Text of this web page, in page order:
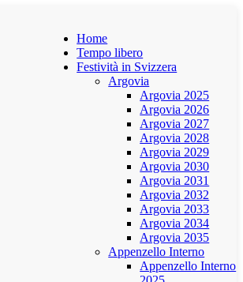
Home
Tempo libero
Festività in Svizzera
Argovia
Argovia 2025
Argovia 2026
Argovia 2027
Argovia 2028
Argovia 2029
Argovia 2030
Argovia 2031
Argovia 2032
Argovia 2033
Argovia 2034
Argovia 2035
Appenzello Interno
Appenzello Interno